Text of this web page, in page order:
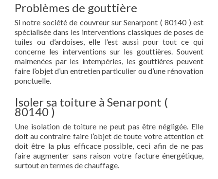
Problèmes de gouttière
Si notre société de couvreur sur Senarpont ( 80140 ) est
spécialisée dans les interventions classiques de poses de
tuiles ou d’ardoises, elle l’est aussi pour tout ce qui
concerne les interventions sur les gouttières. Souvent
malmenées par les intempéries, les gouttières peuvent
faire l’objet d’un entretien particulier ou d’une rénovation
ponctuelle.
Isoler sa toiture à Senarpont (
80140 )
Une isolation de toiture ne peut pas être négligée. Elle
doit au contraire faire l’objet de toute votre attention et
doit être la plus efficace possible, ceci afin de ne pas
faire augmenter sans raison votre facture énergétique,
surtout en termes de chauffage.